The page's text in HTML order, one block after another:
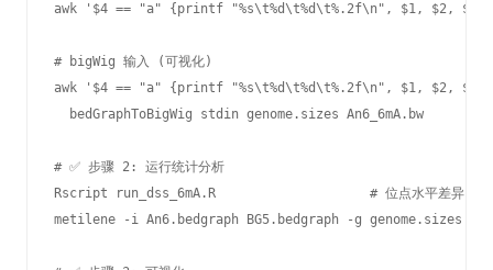
awk '$4 == "a" {printf "%s\t%d\t%d\t%.2f\n", $1, $2, $3,
# bigWig 输入 (可视化)
awk '$4 == "a" {printf "%s\t%d\t%d\t%.2f\n", $1, $2, $3,
  bedGraphToBigWig stdin genome.sizes An6_6mA.bw
# ✅ 步骤 2: 运行统计分析
Rscript run_dss_6mA.R                    # 位点水平差异
metilene -i An6.bedgraph BG5.bedgraph -g genome.sizes -o